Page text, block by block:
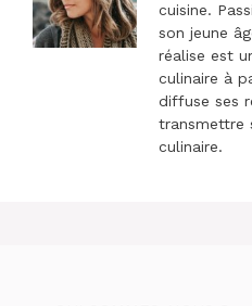
cuisine.
son jeune
réalise est
culinaire à
diffuse ses
transmettre
culinaire.